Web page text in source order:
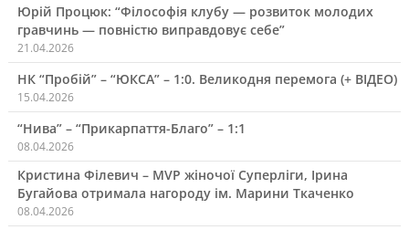
Юрій Процюк: “Філософія клубу — розвиток молодих
гравчинь — повністю виправдовує себе”
21.04.2026
НК “Пробій” – “ЮКСА” – 1:0. Великодня перемога (+ ВІДЕО)
15.04.2026
“Нива” – “Прикарпаття-Благо” – 1:1
08.04.2026
Кристина Філевич – MVP жіночої Суперліги, Ірина
Бугайова отримала нагороду ім. Марини Ткаченко
08.04.2026